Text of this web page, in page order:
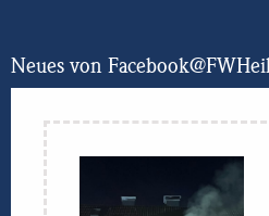
Neues von